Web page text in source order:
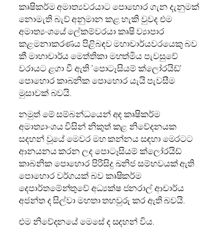
කෘෂිකර්ම අමාත්‍යවරයාට පොහොර ගැන දැනුමක්
නොමැති බැව් අනුමාන කළ හැකි වුවද එම
අමාත්‍යංශයේ ලේකම්වරයා කෘෂි ව්‍යාපාර
කළමනාකරණය පිළිබඳව මහාචාර්යවරයෙකු බව
කී මාහාචාර්ය මෙත්තිකා මහත්මිය පැවසුවේ
වරායට ළගා වී ඇති ‘පොටෑසියම් ක්ලෝරයිඩ්’
පොහොර කාබනික පොහොර යැයි පැවසීම
මුසාවක් බවයි.
නමුත් මේ සම්බන්ධයෙන් අද කෘෂිකර්ම
අමාත්‍යාංශය විසින් නිකුත් කළ නිවේදනයක
සදහන් වූයේ මෙවර මහ කන්නය සඳහා මෙරටට
ආනයනය කරන ලද පොටෑසියම් ක්ලෝරයිඩ්
කාබනික පොහොර පිරිසිදු ඛනිජ සම්භවයක් ඇති
පොහොර වර්ගයක් බව කෘෂිකර්ම
දෙපාර්තමේන්තුවේ අධ්‍යක්ෂ ජනරාල් ආචාර්ය
අජන්ත ද සිල්වා මහතා තහවුරු කර ඇති බවයි.
එම නිවේදනයේ මෙසේ ද සදහන් විය.